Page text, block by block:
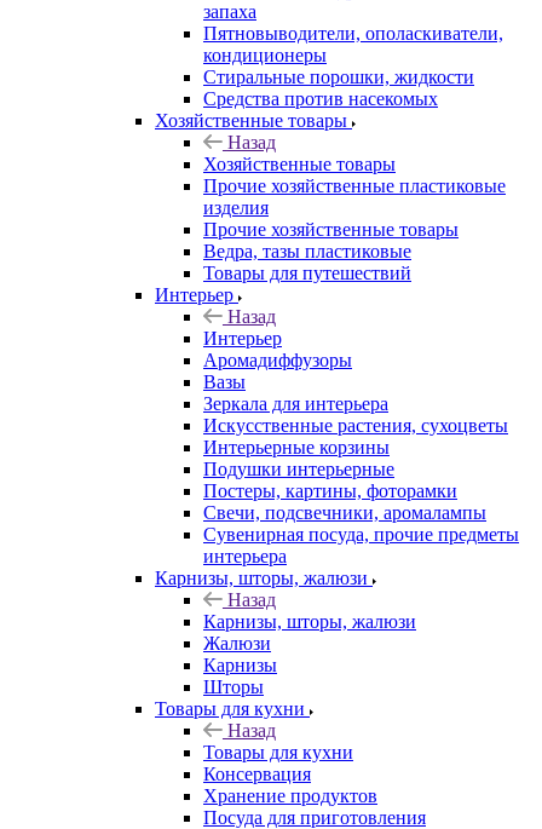
запаха
Пятновыводители, ополаскиватели,
кондиционеры
Стиральные порошки, жидкости
Средства против насекомых
Хозяйственные товары
Назад
Хозяйственные товары
Прочие хозяйственные пластиковые
изделия
Прочие хозяйственные товары
Ведра, тазы пластиковые
Товары для путешествий
Интерьер
Назад
Интерьер
Аромадиффузоры
Вазы
Зеркала для интерьера
Искусственные растения, сухоцветы
Интерьерные корзины
Подушки интерьерные
Постеры, картины, фоторамки
Свечи, подсвечники, аромалампы
Сувенирная посуда, прочие предметы
интерьера
Карнизы, шторы, жалюзи
Назад
Карнизы, шторы, жалюзи
Жалюзи
Карнизы
Шторы
Товары для кухни
Назад
Товары для кухни
Консервация
Хранение продуктов
Посуда для приготовления